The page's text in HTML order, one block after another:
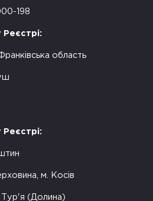
198
Реєстрі:
область
Реєстрі:
м. Косів
Тур'я (Долина)